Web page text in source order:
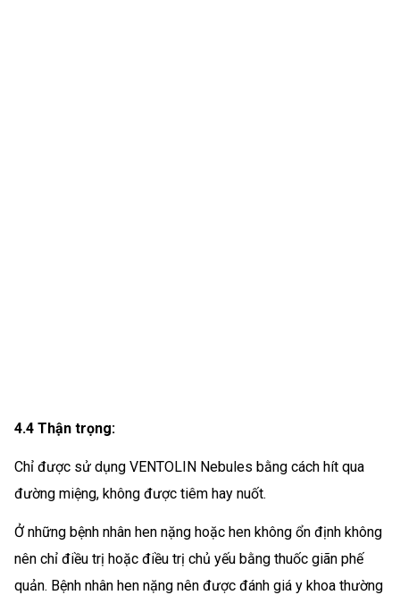
4.4 Thận trọng:
Chỉ được sử dụng VENTOLIN Nebules bằng cách hít qua
đường miệng, không được tiêm hay nuốt.
Ở những bệnh nhân hen nặng hoặc hen không ổn định không
nên chỉ điều trị hoặc điều trị chủ yếu bằng thuốc giãn phế
quản. Bệnh nhân hen nặng nên được đánh giá y khoa thường